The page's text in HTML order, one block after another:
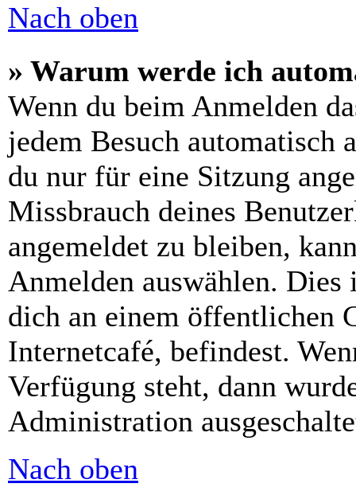
Nach oben
» Warum werde ich
Wenn du beim Anmelden
jedem Besuch automatisch
du nur für eine Sitzung
Missbrauch deines
angemeldet zu bleiben,
Anmelden auswählen.
dich an einem öffentlichen
Internetcafé, befindest.
Verfügung steht, dann
Administration
Nach oben